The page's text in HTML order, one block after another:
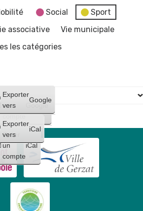
Social
Sport
associative
Vie municipale
les catégories
Créer
un
compte
Google
Créer
un
compte
iCal
Exporter
vers
Google
Exporter
vers
iCal